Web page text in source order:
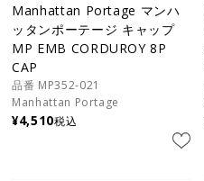
Manhattan Portage マンハ
ッタンポーテージ キャップ
MP EMB CORDUROY 8P
CAP
品番 MP352-021
Manhattan Portage
¥4,510税込